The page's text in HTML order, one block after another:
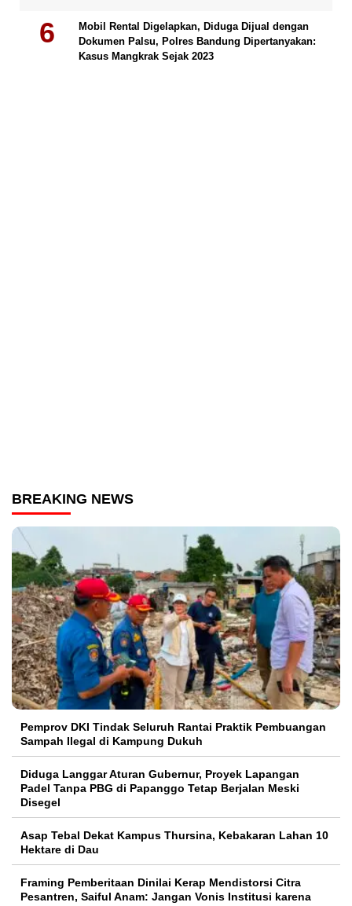
Mobil Rental Digelapkan, Diduga Dijual dengan
Dokumen Palsu, Polres Bandung Dipertanyakan:
Kasus Mangkrak Sejak 2023
BREAKING NEWS
Pemprov DKI Tindak Seluruh Rantai Praktik Pembuangan
Sampah Ilegal di Kampung Dukuh
Diduga Langgar Aturan Gubernur, Proyek Lapangan
Padel Tanpa PBG di Papanggo Tetap Berjalan Meski
Disegel
Asap Tebal Dekat Kampus Thursina, Kebakaran Lahan 10
Hektare di Dau
Framing Pemberitaan Dinilai Kerap Mendistorsi Citra
Pesantren, Saiful Anam: Jangan Vonis Institusi karena